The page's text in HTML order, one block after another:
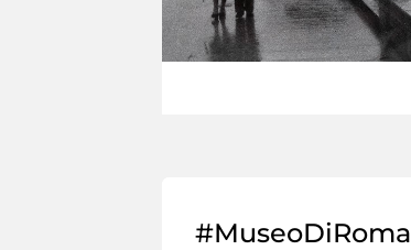
#MuseoDiRoma